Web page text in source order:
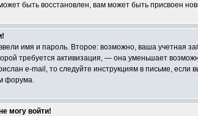
быть восстановлен, вам может быть присвоен
имя и пароль. Второе: возможно, ваша учетная
требуется активизация, — она уменьшает
e-mail, то следуйте инструкциям в письме,
форума.
могу войти!